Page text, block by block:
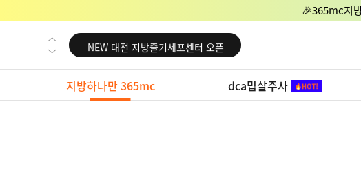
🎉365mc지
NEW 교대 지방줄기세포센터 오픈
NEW 대전 지방줄기세포센터 오픈
NEW 노원 지방줄기세포센터 오픈
NEW 미국 LA점 오픈
지방하나만 365mc dca밉살주사